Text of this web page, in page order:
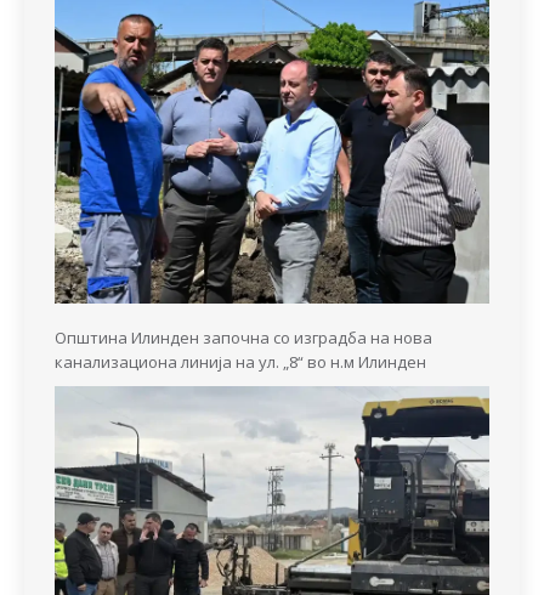
Општина Илинден започна со изградба на нова
канализациона линија на ул. „8“ во н.м Илинден